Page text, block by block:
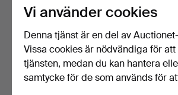
Vi använder cookies
Denna tjänst är en del av
Vissa cookies är nödvändiga för
tjänsten, medan du kan hantera
samtycke för de som används för